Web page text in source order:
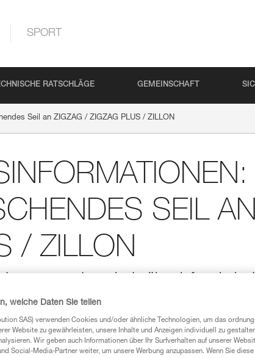
SPORT
RATSCHLÄGE GEMEINSCHAFT
Seil an ZIGZAG / ZIGZAG PLUS / ZILLON
SEIL
/ ZILLON
wurden wir darüber informiert,
PLUS und ZILLON zu einem
Rücksendungen konnten wir
sind. Daher bitten wir Sie darum,
an Ihrem Gerät
welche Daten Sie teilen
SAS) verwenden Cookies und/oder ähnliche Technologien, um das
Website zu gewährleisten, unsere Inhalte und Anzeigen individuell zu
Wir geben auch Informationen über Ihr Surfverhalten auf unserer
Social-Media-Partner weiter, um unsere Werbung anzupassen. Wenn Sie